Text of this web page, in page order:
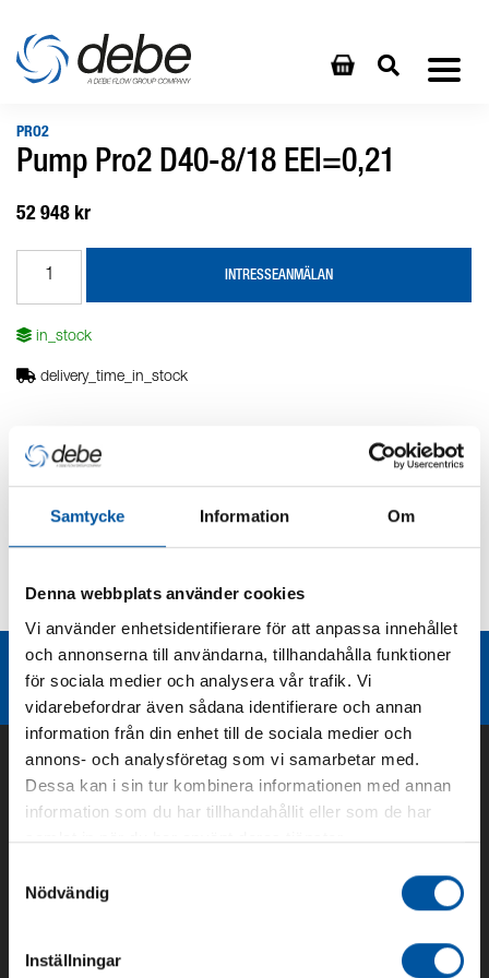
Samtycke Information Om
Denna webbplats använder cookies
Vi använder enhetsidentifierare för att anpassa innehållet
och annonserna till användarna, tillhandahålla funktioner
för sociala medier och analysera vår trafik. Vi
vidarebefordrar även sådana identifierare och annan
information från din enhet till de sociala medier och
annons- och analysföretag som vi samarbetar med.
Dessa kan i sin tur kombinera informationen med annan
information som du har tillhandahållit eller som de har
samlat in när du har använt deras tjänster.
Nödvändig
Inställningar
PRO2
Pump Pro2 D40-8/18 EEI=0,21
52 948 kr
INTRESSEANMÄLAN
in_stock
delivery_time_in_stock
Produktbeskrivning
Kurvor
Liknande produktgrupper
Om oss